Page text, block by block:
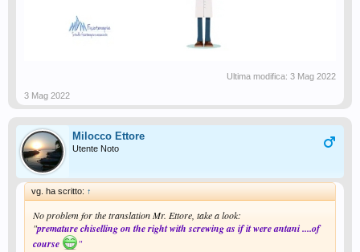
Ultima modifica: 3 Mag 2022
3 Mag 2022
Milocco Ettore
Utente Noto
vg. ha scritto: ↑
No problem for the translation Mr. Ettore, take a look:
"premature chiselling on the right with screwing as if it were antani ....of
course
"